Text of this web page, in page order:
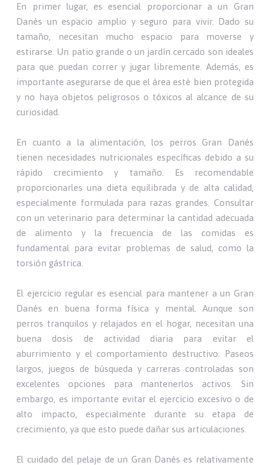
En primer lugar, es esencial proporcionar a un Gran
Danés un espacio amplio y seguro para vivir. Dado su
tamaño, necesitan mucho espacio para moverse y
estirarse. Un patio grande o un jardín cercado son ideales
para que puedan correr y jugar libremente. Además, es
importante asegurarse de que el área esté bien protegida
y no haya objetos peligrosos o tóxicos al alcance de su
curiosidad.
En cuanto a la alimentación, los perros Gran Danés
tienen necesidades nutricionales específicas debido a su
rápido crecimiento y tamaño. Es recomendable
proporcionarles una dieta equilibrada y de alta calidad,
especialmente formulada para razas grandes. Consultar
con un veterinario para determinar la cantidad adecuada
de alimento y la frecuencia de las comidas es
fundamental para evitar problemas de salud, como la
torsión gástrica.
El ejercicio regular es esencial para mantener a un Gran
Danés en buena forma física y mental. Aunque son
perros tranquilos y relajados en el hogar, necesitan una
buena dosis de actividad diaria para evitar el
aburrimiento y el comportamiento destructivo. Paseos
largos, juegos de búsqueda y carreras controladas son
excelentes opciones para mantenerlos activos. Sin
embargo, es importante evitar el ejercicio excesivo o de
alto impacto, especialmente durante su etapa de
crecimiento, ya que esto puede dañar sus articulaciones.
El cuidado del pelaje de un Gran Danés es relativamente